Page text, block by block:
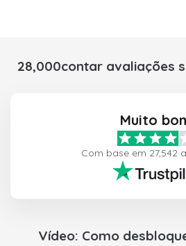
28,000contar avaliações
Muito
Com base em 27,542
Vídeo: Como